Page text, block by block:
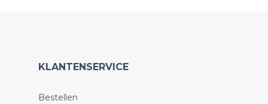
KLANTENSERVICE
Bestellen